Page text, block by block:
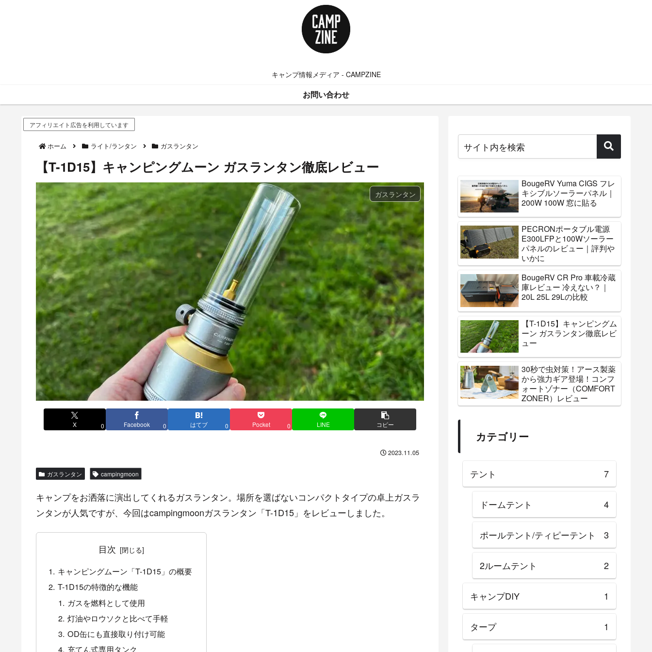
キャンプ情報メディア - CAMPZINE
お問い合わせ
アフィリエイト広告を利用しています
ホーム ライト/ランタン ガスランタン
【T-1D15】キャンピングムーン ガスランタン徹底レビュー
ガスランタン
X 0 Facebook 0 はてブ 0 Pocket 0 LINE コピー
2023.11.05
ガスランタン campingmoon
キャンプをお洒落に演出してくれるガスランタン。場所を選ばないコンパクトタイプの卓上ガスラ
ンタンが人気ですが、今回はcampingmoonガスランタン「T-1D15」をレビューしました。
目次
キャンピングムーン「T-1D15」の概要
T-1D15の特徴的な機能
ガスを燃料として使用
灯油やロウソクと比べて手軽
OD缶にも直接取り付け可能
充てん式専用タンク
BougeRV Yuma CIGS フレ
キシブルソーラーパネル｜
200W 100W 窓に貼る
PECRONポータブル電源
E300LFPと100Wソーラー
パネルのレビュー｜評判や
いかに
BougeRV CR Pro 車載冷蔵
庫レビュー 冷えない？｜
20L 25L 29Lの比較
【T-1D15】キャンピングム
ーン ガスランタン徹底レビ
ュー
30秒で虫対策！アース製薬
から強力ギア登場！コンフ
ォートゾナー（COMFORT
ZONER）レビュー
カテゴリー
テント 7
ドームテント 4
ポールテント/ティピーテント 3
2ルームテント 2
キャンプDIY 1
タープ 1